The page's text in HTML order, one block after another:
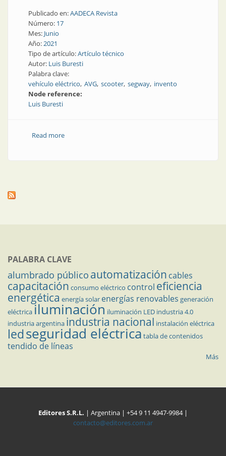
Publicado en:AADECA Revista
Número: 17
Mes: Junio
Año:2021
Tipo de artículo:Artículo técnico
Autor: Luis Buresti
Palabra clave:
vehículo eléctrico AVG scooter segway invento
Node reference:
Luis Buresti
Read moreabout Crónica de la idea, desarrollo y construcción de
PALABRA CLAVE
alumbrado público automatización cables
capacitación consumo eléctrico control eficiencia
energética energía solar energías renovables generación
eléctricailuminación iluminación LED industria 4.0
industria argentina industria nacional instalación eléctrica
ledseguridad eléctrica tabla de contenidos
tendido de líneas
Más
Editores S.R.L. | Argentina | +54 9 11 4947-9984 |
contacto@editores.com.ar